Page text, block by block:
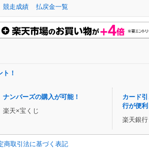
競走成績 払戻金一覧
！
ナンバーズの購入が可能！
楽天×宝くじ
カード
行が便利
楽天銀行
商取引法に基づく表記